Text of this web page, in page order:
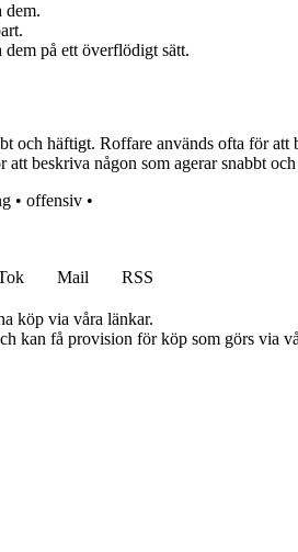
dem.
dem på ett överflödigt sätt.
häftigt. Roffare används ofta för
att beskriva någon som agerar snabbt
• offensiv •
Mail
RSS
köp via våra länkar.
kan få provision för köp som görs via